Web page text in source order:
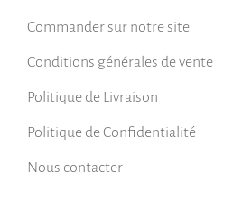
Commander sur notre site
Conditions générales de vente
Politique de Livraison
Politique de Confidentialité
Nous contacter